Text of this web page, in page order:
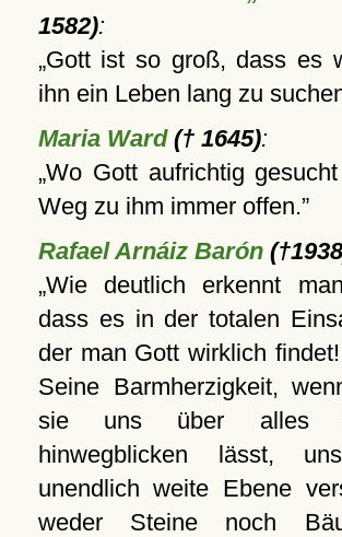
1582):
Gott ist so groß, dass es
ihn ein Leben lang zu
Maria Ward(† 1645):
Wo Gott aufrichtig
Weg zu ihm immer offen.
Rafael Arnáiz Barón
Wie deutlich erkennt
dass es in der totalen
der man Gott wirklich
Seine Barmherzigkeit,
sie uns über alles
hinwegblicken lässt,
unendlich weite Ebene
weder Steine noch